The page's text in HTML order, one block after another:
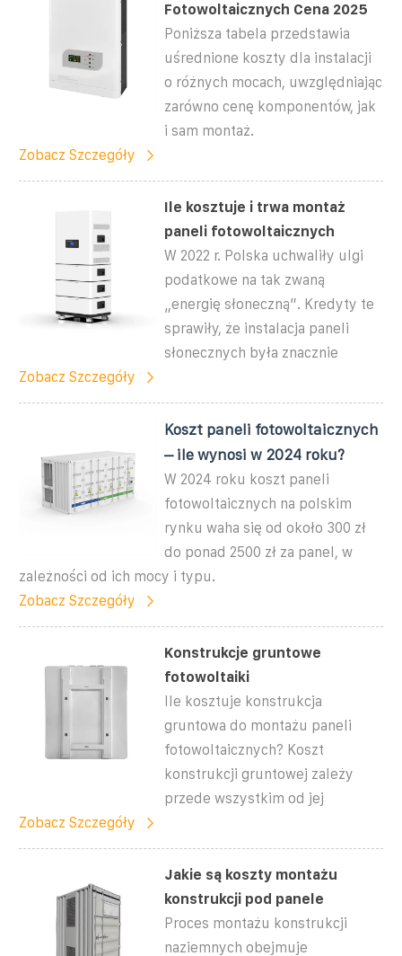
Fotowoltaicznych Cena 2025
Poniższa tabela przedstawia
uśrednione koszty dla instalacji
o różnych mocach, uwzględniając
zarówno cenę komponentów, jak
i sam montaż.
Zobacz Szczegóły
Ile kosztuje i trwa montaż
paneli fotowoltaicznych
W 2022 r. Polska uchwaliły ulgi
podatkowe na tak zwaną
„energię słoneczną”. Kredyty te
sprawiły, że instalacja paneli
słonecznych była znacznie
Zobacz Szczegóły
Koszt paneli fotowoltaicznych
– ile wynosi w 2024 roku?
W 2024 roku koszt paneli
fotowoltaicznych na polskim
rynku waha się od około 300 zł
do ponad 2500 zł za panel, w
zależności od ich mocy i typu.
Zobacz Szczegóły
Konstrukcje gruntowe
fotowoltaiki
Ile kosztuje konstrukcja
gruntowa do montażu paneli
fotowoltaicznych? Koszt
konstrukcji gruntowej zależy
przede wszystkim od jej
Zobacz Szczegóły
Jakie są koszty montażu
konstrukcji pod panele
Proces montażu konstrukcji
naziemnych obejmuje